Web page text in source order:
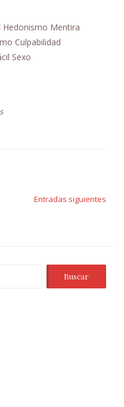
Mentira
Culpabilidad
Sexo
Entradas siguientes